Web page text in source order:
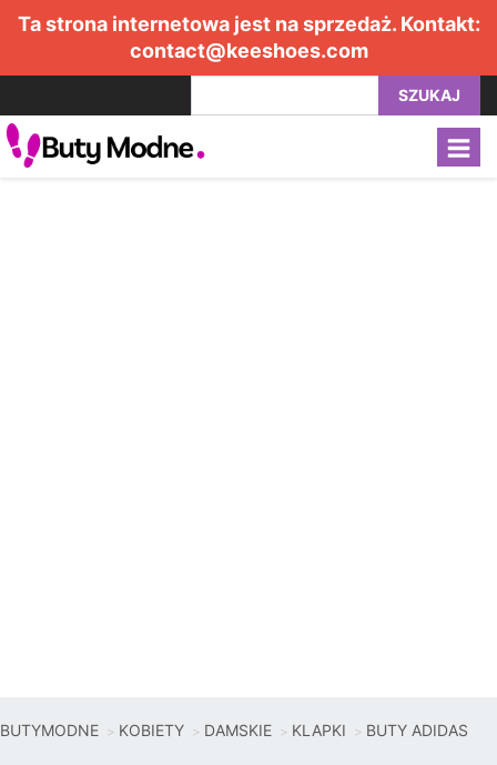
Ta strona internetowa jest na sprzedaż. Kontakt:
contact@keeshoes.com
SZUKAJ
BUTYMODNE KOBIETY DAMSKIE KLAPKI BUTY ADIDAS